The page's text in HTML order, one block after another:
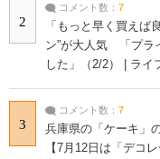
2
コメント数： 7
「もっと早く買え
ン”が大人気 「プラ
した」（2/2） | ライ
3
コメント数： 7
兵庫県の「ケーキ」
【7月12日は「デコ